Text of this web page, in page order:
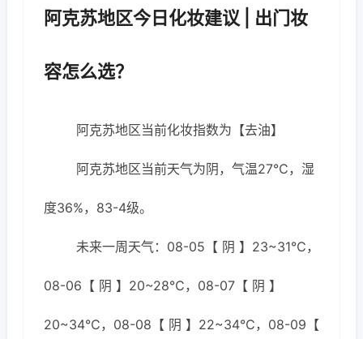
阿克苏地区今日化妆建议 | 出门妆
容怎么选？
阿克苏地区当前化妆指数为【去油】
阿克苏地区当前天气为阴，气温27℃，湿
度36%，83-4级。
未来一周天气：08-05【 阴 】23~31℃，
08-06【 阴 】20~28℃，08-07【 阴 】
20~34℃，08-08【 阴 】22~34℃，08-09【